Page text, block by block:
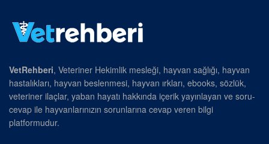
VetRehberi, Veteriner Hekimlik mesleği, hayvan sağlığı, hayvan
hastalıkları, hayvan beslenmesi, hayvan ırkları, ebooks, sözlük,
veteriner ilaçlar, yaban hayatı hakkında içerik yayınlayan ve soru-
cevap ile hayvanlarınızın sorunlarına cevap veren bilgi
platformudur.